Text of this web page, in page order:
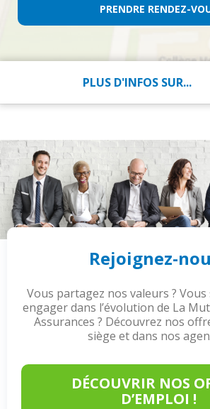
PRENDRE RENDEZ-
PLUS D'INFOS SUR...
Rejoignez-
Vous partagez nos valeurs ?
engager dans l’évolution de La
Assurances ? Découvrez nos
siège et dans nos
DÉCOUVRIR NOS
D’EMPLOI !